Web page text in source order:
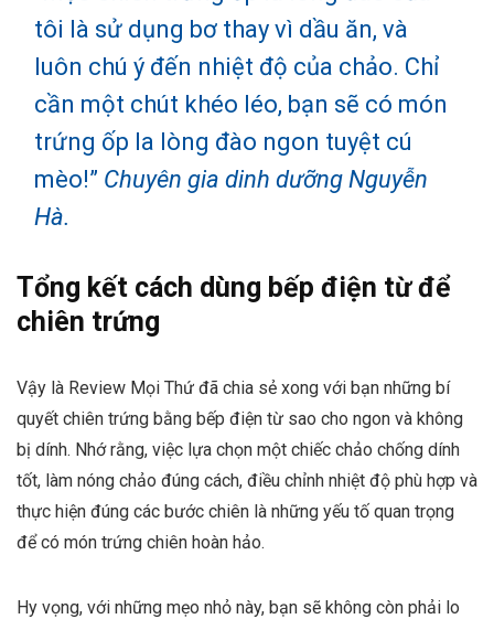
tôi là sử dụng bơ thay vì dầu ăn, và
luôn chú ý đến nhiệt độ của chảo. Chỉ
cần một chút khéo léo, bạn sẽ có món
trứng ốp la lòng đào ngon tuyệt cú
mèo!” Chuyên gia dinh dưỡng Nguyễn
Hà.
Tổng kết cách dùng bếp điện từ để
chiên trứng
Vậy là Review Mọi Thứ đã chia sẻ xong với bạn những bí
quyết chiên trứng bằng bếp điện từ sao cho ngon và không
bị dính. Nhớ rằng, việc lựa chọn một chiếc chảo chống dính
tốt, làm nóng chảo đúng cách, điều chỉnh nhiệt độ phù hợp và
thực hiện đúng các bước chiên là những yếu tố quan trọng
để có món trứng chiên hoàn hảo.
Hy vọng, với những mẹo nhỏ này, bạn sẽ không còn phải lo